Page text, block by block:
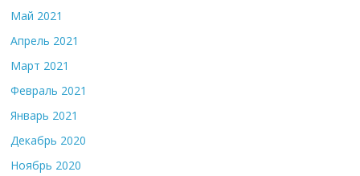
Май 2021
Апрель 2021
Март 2021
Февраль 2021
Январь 2021
Декабрь 2020
Ноябрь 2020